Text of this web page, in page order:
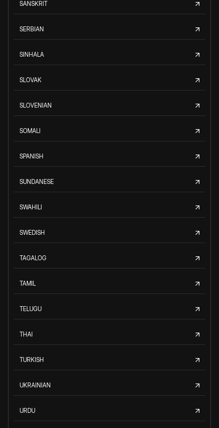
SANSKRIT
SERBIAN
SINHALA
SLOVAK
SLOVENIAN
SOMALI
SPANISH
SUNDANESE
SWAHILI
SWEDISH
TAGALOG
TAMIL
TELUGU
THAI
TURKISH
UKRAINIAN
URDU